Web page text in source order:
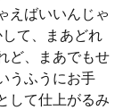
えばいいんじゃ
て、まあどれ
ど、まあでもせ
うふうにお手
して仕上がるみ